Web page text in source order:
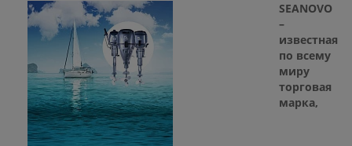
SEANOVO
–
известная
по всему
миру
торговая
марка,